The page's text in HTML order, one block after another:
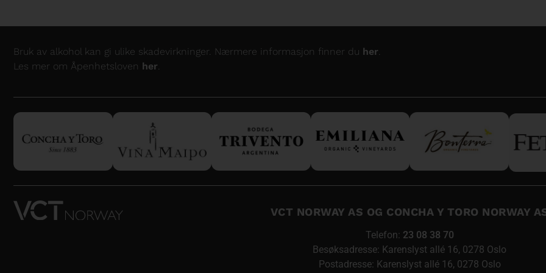
Bruk av alkohol kan gi ulike skadevirkninger. Nærmere informasjon finner du her
Les mer om Åpenhetsloven her
VCT NORWAY AS OG CONCHA Y TORO NORWAY
Telefon: 23 08 38 70
Besøksadresse: Karenslyst allé 16, 0278 Oslo
Postadresse: Karenslyst allé 16, 0278 Oslo